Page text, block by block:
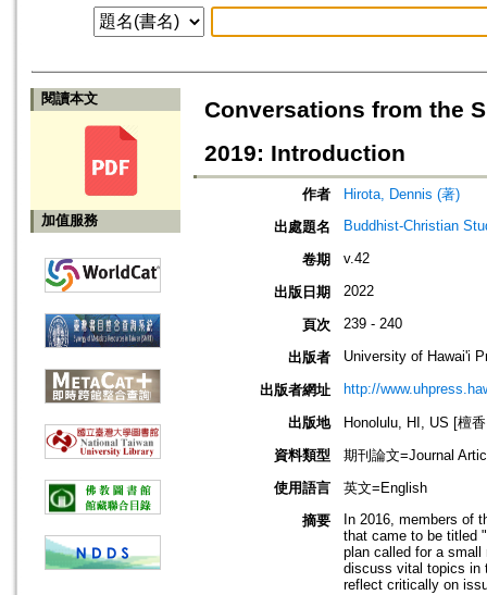
閱讀本文
加值服務
Conversations from the
2019: Introduction
作者
Hirota, Dennis (著)
出處題名
Buddhist-Christian
卷期 v.42
出版日期 2022
頁次 239 - 240
出版者 University of Hawai'i
出版者網址 http://
出版地
Honolulu, HI, US [檀
資料類型
期刊論文=Journal
使用語言
英文=English
摘要
In 2016, members of
that came to be titled
plan called for a small
discuss vital topics in
reflect critically on